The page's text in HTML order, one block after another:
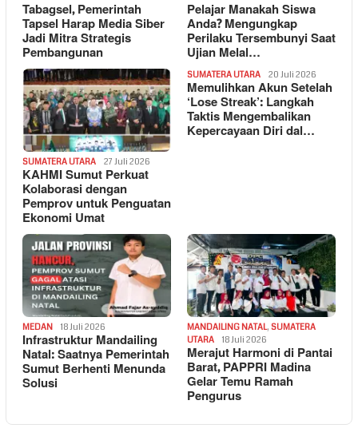
Tabagsel, Pemerintah
Tapsel Harap Media Siber
Jadi Mitra Strategis
Pembangunan
Pelajar Manakah Siswa
Anda? Mengungkap
Perilaku Tersembunyi Saat
Ujian Melal…
SUMATERA UTARA 27 Juli 2026
KAHMI Sumut Perkuat
Kolaborasi dengan
Pemprov untuk Penguatan
Ekonomi Umat
SUMATERA UTARA 20 Juli 2026
Memulihkan Akun Setelah
‘Lose Streak’: Langkah
Taktis Mengembalikan
Kepercayaan Diri dal…
MEDAN 18 Juli 2026
Infrastruktur Mandailing
Natal: Saatnya Pemerintah
Sumut Berhenti Menunda
Solusi
MANDAILING NATAL, SUMATERA
UTARA
18 Juli 2026
Merajut Harmoni di Pantai
Barat, PAPPRI Madina
Gelar Temu Ramah
Pengurus